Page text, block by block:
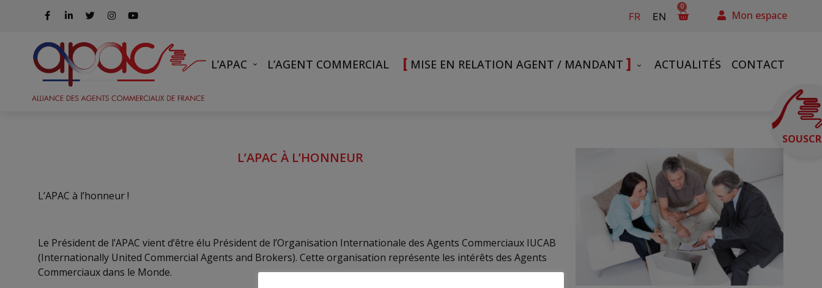
FR EN
0
Mon espace
L’APAC L’AGENT COMMERCIAL [ MISE EN RELATION AGENT / MANDANT ] ACTUALITÉS CONTACT
L’APAC À L’HONNEUR
L’APAC à l’honneur !
Le Président de l’APAC vient d’être élu Président de l’Organisation Internationale des Agents Commerciaux IUCAB
(Internationally United Commercial Agents and Brokers). Cette organisation représente les intérêts des Agents
Commerciaux dans le Monde.